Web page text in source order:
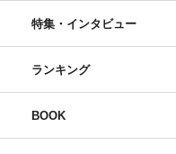
特集・インタビュー
ランキング
BOOK